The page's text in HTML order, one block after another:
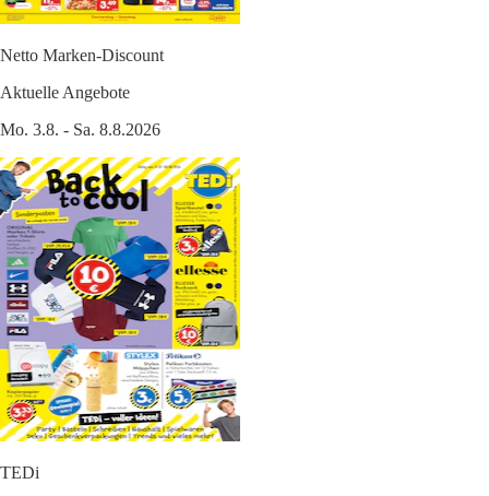
Netto Marken-Discount
Aktuelle Angebote
Mo. 3.8. - Sa. 8.8.2026
TEDi